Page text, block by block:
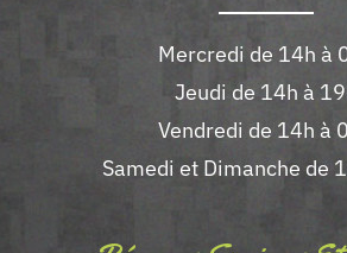
Mercredi de 14h à
Jeudi de 14h à
Vendredi de 14h à
Samedi et Dimanche de